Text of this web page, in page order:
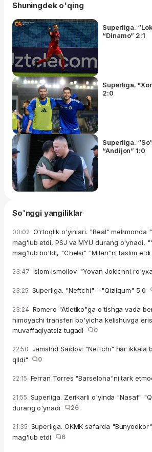
Shuningdek o'qing
Superliga.
“Dinamo” 2:1
Superliga.
2:0
Superliga.
“Andijon” 1:0
So'nggi yangiliklar
00:02 O'rtoqlik o'yinlari. "Real" mehmonda
mag'lub etdi, PSJ va MYU durang o'ynadi,
mag'lub bo'ldi, "Chelsi" "Milan"ni taslim etdi
23:47 Islom Ismoilov: "Yovan Jokichni
23:25 Superliga. "Neftchi" - "Qizilqum" 5:0
23:24 Romero "Atletiko"ga o'tishga vada
himoyachi transferi bo'yicha kelishuvga
muvaffaqiyatsiz tugadi
0
22:50 Jamshid Saidov: "Neftchi" har ikkala
qildi"
0
22:15 Ferran Torres "Barselona"ni tark
21:55 Superliga. Zerikarli o'yinda "Nasaf"
durang o'ynadi
26
21:35 Superliga. OKMK safarda
mag'lub etdi
6